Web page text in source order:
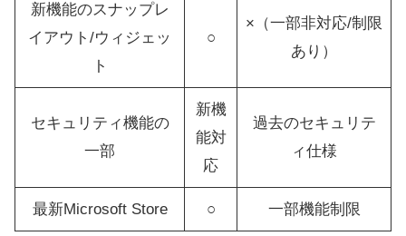
新機能のスナップレ
イアウト/ウィジェッ
ト
○
×（一部非対応/制限
あり）
セキュリティ機能の
一部
新機
能対
応
過去のセキュリテ
ィ仕様
最新Microsoft Store ○ 一部機能制限